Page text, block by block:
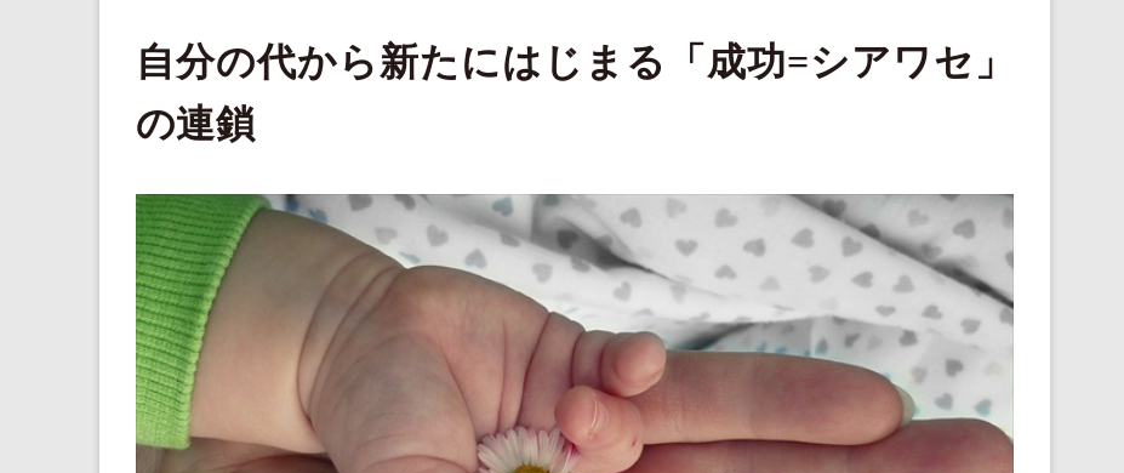
自分の代から新たにはじまる「成功=シアワセ」
の連鎖